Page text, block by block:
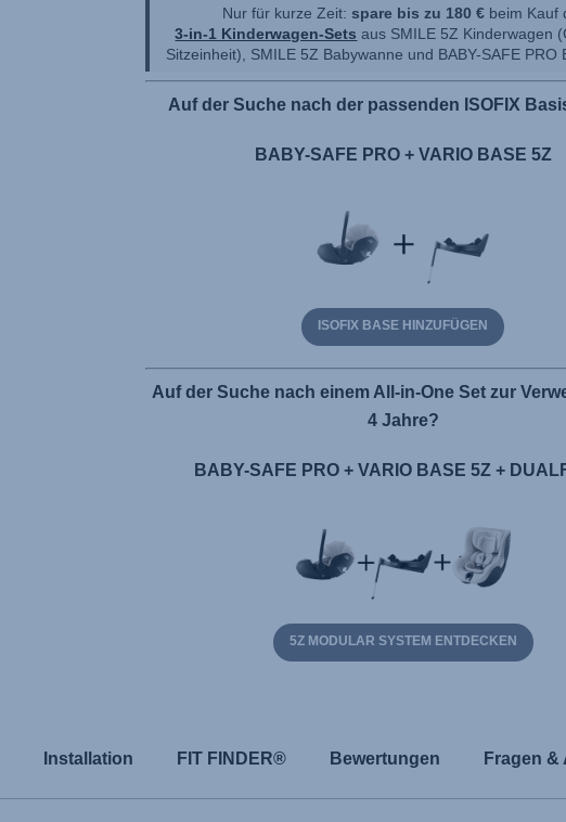
Nur für kurze Zeit:spare bis zu 180 € beim Kauf
3-in-1 Kinderwagen-Sets aus SMILE 5Z Kinderwagen
Sitzeinheit), SMILE 5Z Babywanne und BABY-SAFE PRO
Auf der Suche nach der passenden ISOFIX
BABY-SAFE PRO + VARIO BASE 5Z
ISOFIX BASE HINZUFÜGEN
Auf der Suche nach einem All-in-One Set zur
4 Jahre?
BABY-SAFE PRO + VARIO BASE 5Z +
5Z MODULAR SYSTEM ENTDECKEN
Installation FIT FINDER® Bewertungen Fragen &